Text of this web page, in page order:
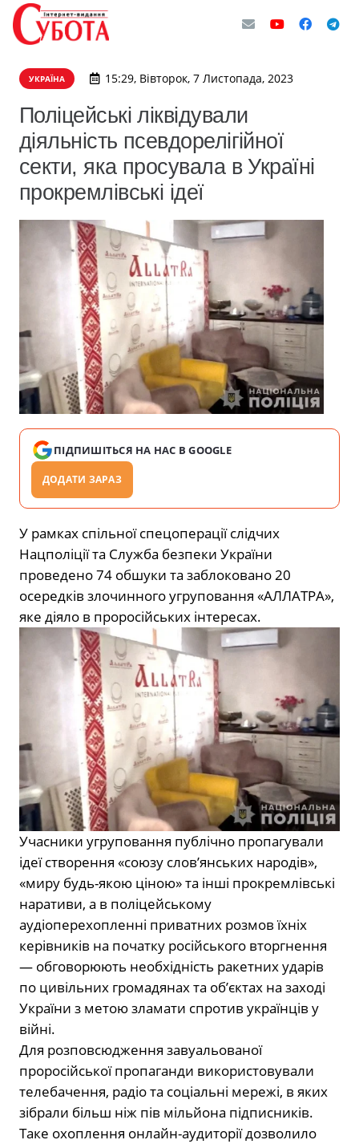
УКРАЇНА 15:29, Вівторок, 7 Листопада, 2023
Поліцейські ліквідували
діяльність псевдорелігійної
секти, яка просувала в Україні
прокремлівські ідеї
ПІДПИШІТЬСЯ НА НАС В GOOGLE
ДОДАТИ ЗАРАЗ
У рамках спільної спецоперації слідчих
Нацполіції та Служба безпеки України
проведено 74 обшуки та заблоковано 20
осередків злочинного угруповання «АЛЛАТРА»,
яке діяло в проросійських інтересах.
Учасники угруповання публічно пропагували
ідеї створення «союзу слов’янських народів»,
«миру будь-якою ціною» та інші прокремлівські
наративи, а в поліцейському
аудіоперехопленні приватних розмов їхніх
керівників на початку російського вторгнення
— обговорюють необхідність ракетних ударів
по цивільних громадянах та об’єктах на заході
України з метою зламати спротив українців у
війні.
Для розповсюдження завуальованої
проросійської пропаганди використовували
телебачення, радіо та соціальні мережі, в яких
зібрали більш ніж пів мільйона підписників.
Таке охоплення онлайн-аудиторії дозволило